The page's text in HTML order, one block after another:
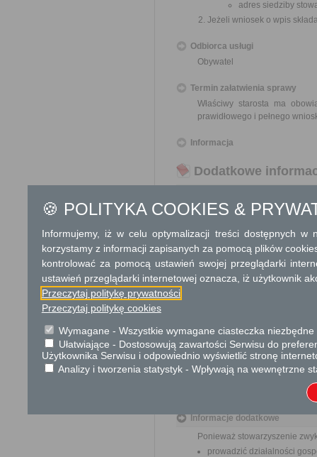
adres siedziby
Jeżeli wniosek o wpis
Odbiorca usługi
Obywatel
Termin załatwienia sprawy
Właściwy starosta ma
prawidłowego i pełnego
Informacja
Dodatkowe
Postępowanie wolne od opłat.
Tryb odwoławczy
Brak
spraw.
Przedmiotem wniosku
usprawnienie pracy i
Organ właściwy dla
Informacje dodatkowe
Ponieważ stowarzyszenie
prowadzić działalności
🍪 POLITYKA COOKIES &
Informujemy, iż w celu optymalizacji treści dostępnych w
korzystamy z informacji zapisanych za pomocą plików
kontrolować za pomocą ustawień swojej przeglądarki
ustawień przeglądarki internetowej oznacza, iż użytkownik
Przeczytaj politykę prywatności
Przeczytaj politykę cookies
Wymagane - Wszystkie wymagane ciasteczka
Ułatwiające - Dostosowują zawartości Serwisu do
Użytkownika Serwisu i odpowiednio wyświetlić stronę
Analizy i tworzenia statystyk - Wpływają na wewnętrzne